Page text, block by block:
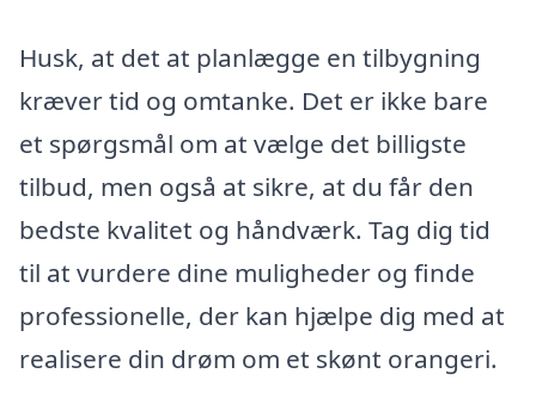
Husk, at det at planlægge en tilbygning
kræver tid og omtanke. Det er ikke bare
et spørgsmål om at vælge det billigste
tilbud, men også at sikre, at du får den
bedste kvalitet og håndværk. Tag dig tid
til at vurdere dine muligheder og finde
professionelle, der kan hjælpe dig med at
realisere din drøm om et skønt orangeri.